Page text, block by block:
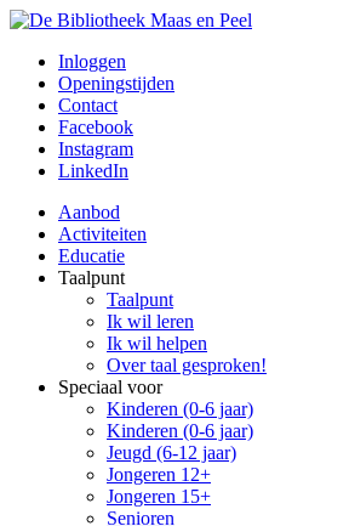
Inloggen
Openingstijden
Contact
Facebook
Instagram
LinkedIn
Aanbod
Activiteiten
Educatie
Taalpunt
Taalpunt
Ik wil leren
Ik wil helpen
Over taal gesproken!
Speciaal voor
Kinderen (0-6 jaar)
Kinderen (0-6 jaar)
Jeugd (6-12 jaar)
Jongeren 12+
Jongeren 15+
Senioren